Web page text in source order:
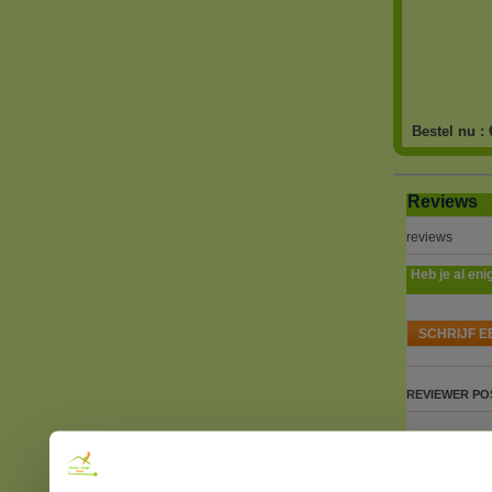
Bestel nu :
Reviews
reviews
Heb je al
SCHRIJF
REVIEWER